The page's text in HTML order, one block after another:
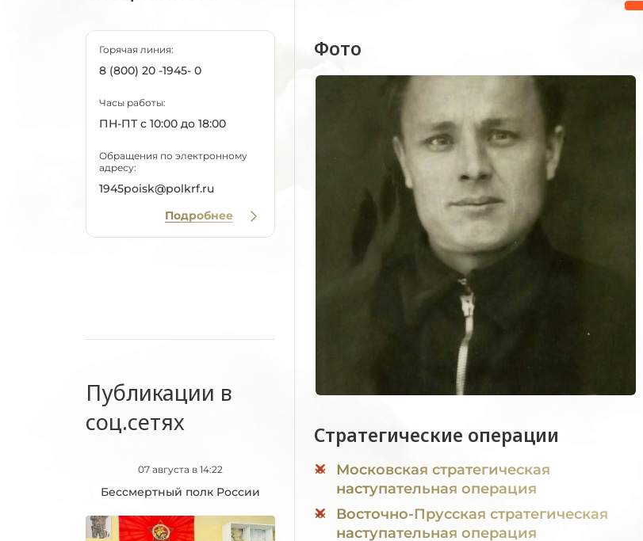
Горячая линия:
8 (800) 20 -1945- 0
Часы работы:
ПН-ПТ с 10:00 до 18:00
Обращения по электронному
адресу:
1945poisk@polkrf.ru
Подробнее
Публикации в
соц.сетях
07 августа в 14:22
Бессмертный полк России
Фото
Стратегические операции
Московская стратегическая
наступательная операция
Восточно-Прусская стратегическая
наступательная операция